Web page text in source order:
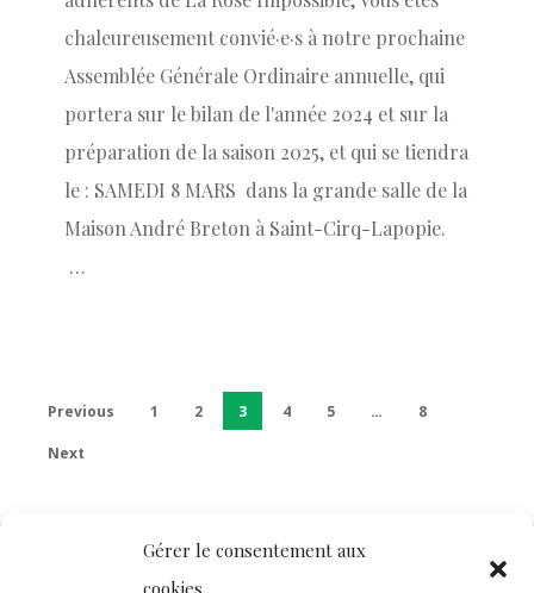
Gérer le consentement aux
cookies
chaleureusement convié·e·s à notre prochaine
Assemblée Générale Ordinaire annuelle, qui
portera sur le bilan de l'année 2024 et sur la
préparation de la saison 2025, et qui se tiendra
le : SAMEDI 8 MARS dans la grande salle de la
Maison André Breton à Saint-Cirq-Lapopie.
…
Previous 1 2 3 4 5 … 8
Next